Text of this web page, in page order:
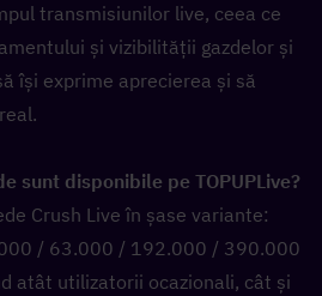
transmisiunilor live, ceea ce
și vizibilității gazdelor și
își exprime aprecierea și să
Crush Live în șase variante:
/ 63.000 / 192.000 / 390.000
atât utilizatorii ocazionali, cât și